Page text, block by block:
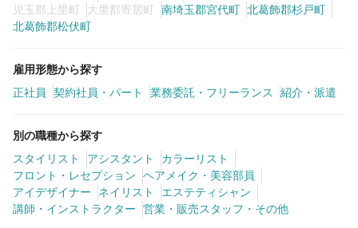
児玉郡上里町
大里郡寄居町 南埼玉郡宮代町 北葛飾郡杉戸町
北葛飾郡松伏町
雇用形態から探す
正社員
契約社員・パート 業務委託・フリーランス 紹介・派遣
別の職種から探す
スタイリスト
アシスタント
カラーリスト
フロント・レセプション
ヘアメイク・美容部員
アイデザイナー
ネイリスト
エステティシャン
講師・インストラクター
営業・販売スタッフ・その他